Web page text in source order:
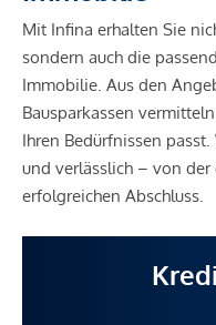
Mit Infina erhalten Sie
sondern auch die
Immobilie. Aus den
Bausparkassen
Ihren Bedürfnissen
und verlässlich – von
erfolgreichen Abschluss.